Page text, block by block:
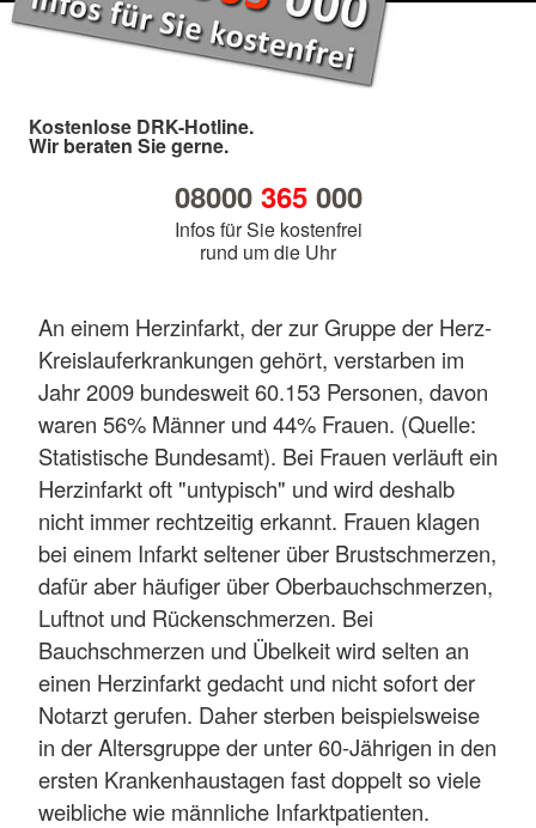
Kostenlose DRK-Hotline.
Wir beraten Sie gerne.
08000 365000
Infos für Sie kostenfrei
rund um die Uhr
An einem Herzinfarkt, der zur Gruppe der Herz-
Kreislauferkrankungen gehört, verstarben im
Jahr 2009 bundesweit 60.153 Personen, davon
waren 56% Männer und 44% Frauen. (Quelle:
Statistische Bundesamt). Bei Frauen verläuft ein
Herzinfarkt oft "untypisch" und wird deshalb
nicht immer rechtzeitig erkannt. Frauen klagen
bei einem Infarkt seltener über Brustschmerzen,
dafür aber häufiger über Oberbauchschmerzen,
Luftnot und Rückenschmerzen. Bei
Bauchschmerzen und Übelkeit wird selten an
einen Herzinfarkt gedacht und nicht sofort der
Notarzt gerufen. Daher sterben beispielsweise
in der Altersgruppe der unter 60-Jährigen in den
ersten Krankenhaustagen fast doppelt so viele
weibliche wie männliche Infarktpatienten.